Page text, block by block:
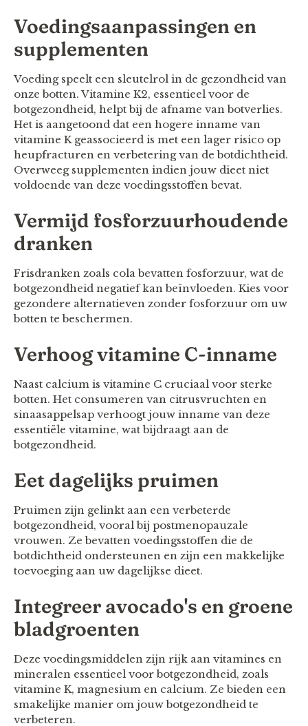
Voedingsaanpassingen en
supplementen
Voeding speelt een sleutelrol in de gezondheid van
onze botten. Vitamine K2, essentieel voor de
botgezondheid, helpt bij de afname van botverlies.
Het is aangetoond dat een hogere inname van
vitamine K geassocieerd is met een lager risico op
heupfracturen en verbetering van de botdichtheid.
Overweeg supplementen indien jouw dieet niet
voldoende van deze voedingsstoffen bevat.
Vermijd fosforzuurhoudende
dranken
Frisdranken zoals cola bevatten fosforzuur, wat de
botgezondheid negatief kan beïnvloeden. Kies voor
gezondere alternatieven zonder fosforzuur om uw
botten te beschermen.
Verhoog vitamine C-inname
Naast calcium is vitamine C cruciaal voor sterke
botten. Het consumeren van citrusvruchten en
sinaasappelsap verhoogt jouw inname van deze
essentiële vitamine, wat bijdraagt aan de
botgezondheid.
Eet dagelijks pruimen
Pruimen zijn gelinkt aan een verbeterde
botgezondheid, vooral bij postmenopauzale
vrouwen. Ze bevatten voedingsstoffen die de
botdichtheid ondersteunen en zijn een makkelijke
toevoeging aan uw dagelijkse dieet.
Integreer avocado's en groene
bladgroenten
Deze voedingsmiddelen zijn rijk aan vitamines en
mineralen essentieel voor botgezondheid, zoals
vitamine K, magnesium en calcium. Ze bieden een
smakelijke manier om jouw botgezondheid te
verbeteren.